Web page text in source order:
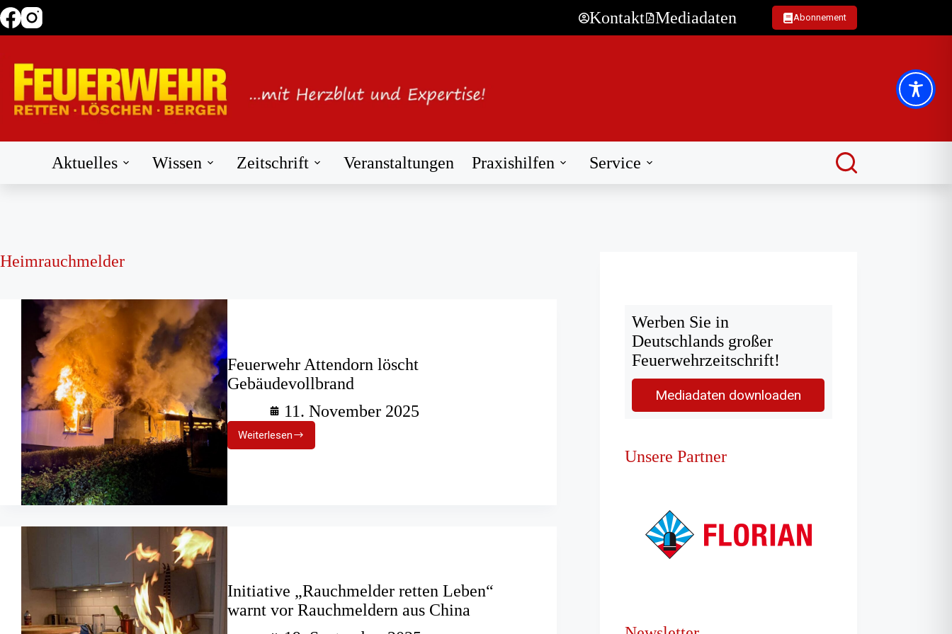
Zum
Inhalt
Kontakt Mediadaten Abonnement
Aktuelles Wissen Zeitschrift Veranstaltungen Praxishilfen Service
Heimrauchmelder
Feuerwehr Attendorn löscht
Gebäudevollbrand
11. November 2025
WeiterlesenFeuerwehr
Attendorn
Initiative „Rauchmelder retten Leben“
warnt vor Rauchmeldern aus China
Werben Sie in
Deutschlands großer
Feuerwehrzeitschrift!
Mediadaten downloaden
Unsere Partner